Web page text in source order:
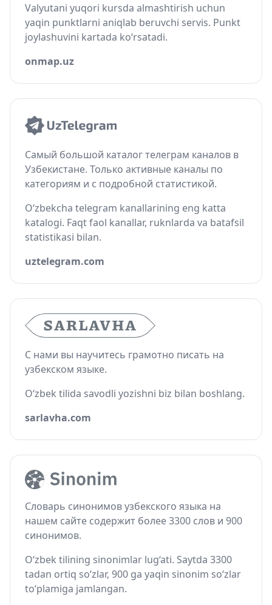
Valyutani yuqori kursda almashtirish uchun
yaqin punktlarni aniqlab beruvchi servis. Punkt
joylashuvini kartada ko‘rsatadi.
onmap.uz
Самый большой каталог телеграм каналов в
Узбекистане. Только активные каналы по
категориям и с подробной статистикой.
O‘zbekcha telegram kanallarining eng katta
katalogi. Faqt faol kanallar, ruknlarda va batafsil
statistikasi bilan.
uztelegram.com
С нами вы научитесь грамотно писать на
узбекском языке.
O‘zbek tilida savodli yozishni biz bilan boshlang.
sarlavha.com
Словарь синонимов узбекского языка на
нашем сайте содержит более 3300 слов и 900
синонимов.
O‘zbek tilining sinonimlar lug‘ati. Saytda 3300
tadan ortiq so‘zlar, 900 ga yaqin sinonim so‘zlar
to‘plamiga jamlangan.